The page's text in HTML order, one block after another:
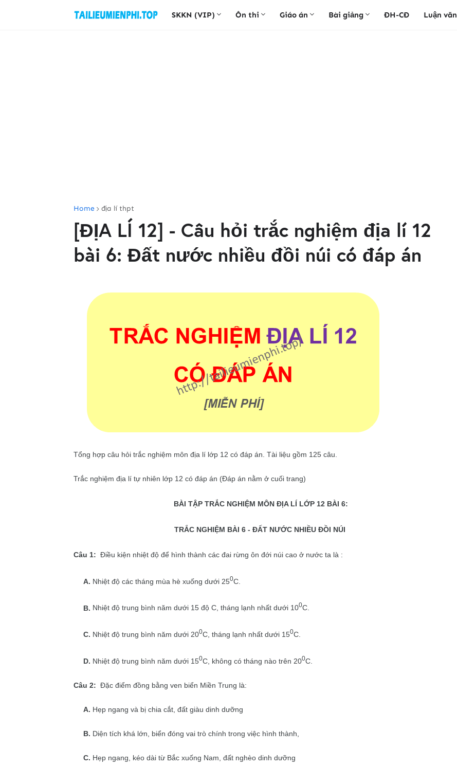
SKKN (VIP) Ôn thi Giáo án Bài giảng ĐH-CĐ Luận văn
Home địa lí thpt
[ĐỊA LÍ 12] - Câu hỏi trắc nghiệm địa lí 12
bài 6: Đất nước nhiều đồi núi có đáp án
Tổng hợp câu hỏi trắc nghiệm môn địa lí lớp 12 có đáp án. Tài liệu gồm 125 câu.
Trắc nghiệm địa lí tự nhiên lớp 12 có đáp án (Đáp án nằm ở cuối trang)
BÀI TẬP TRẮC NGHIỆM MÔN ĐỊA LÍ LỚP 12 BÀI 6:
TRẮC NGHIỆM BÀI 6 - ĐẤT NƯỚC NHIỀU ĐỒI NÚI
Câu 1: Điều kiện nhiệt độ để hình thành các đai rừng ôn đới núi cao ở nước ta là :
A. Nhiệt độ các tháng mùa hè xuống dưới 250C.
B. Nhiệt độ trung bình năm dưới 15 độ C, tháng lạnh nhất dưới 100C.
C. Nhiệt độ trung bình năm dưới 200C, tháng lạnh nhất dưới 150C.
D. Nhiệt độ trung bình năm dưới 150C, không có tháng nào trên 200C.
Câu 2: Đặc điểm đồng bằng ven biển Miền Trung là:
A. Hẹp ngang và bị chia cắt, đất giàu dinh dưỡng
B. Diện tích khá lớn, biển đóng vai trò chính trong việc hình thành,
C. Hẹp ngang, kéo dài từ Bắc xuống Nam, đất nghèo dinh dưỡng